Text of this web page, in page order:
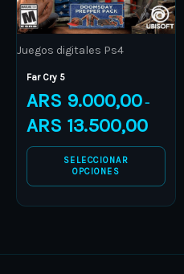
Juegos digitales Ps4
Far Cry 5
ARS 9.000,00 –
ARS 13.500,00
SELECCIONAR
OPCIONES
may
be
chosen
on
the
product
page